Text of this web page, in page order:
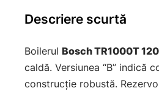
Descriere scurtă
Boilerul Bosch TR1000T
caldă. Versiunea “B”
construcție robustă.